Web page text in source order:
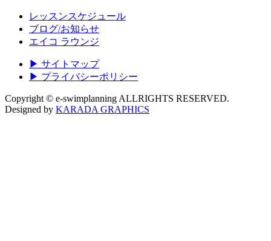
レッスンスケジュール
ブログ/お知らせ
エイコ ラウンジ
▶ サイトマップ
▶ プライバシーポリシー
Copyright © e-swimplanning ALLRIGHTS RESERVED.
Designed by KARADA GRAPHICS